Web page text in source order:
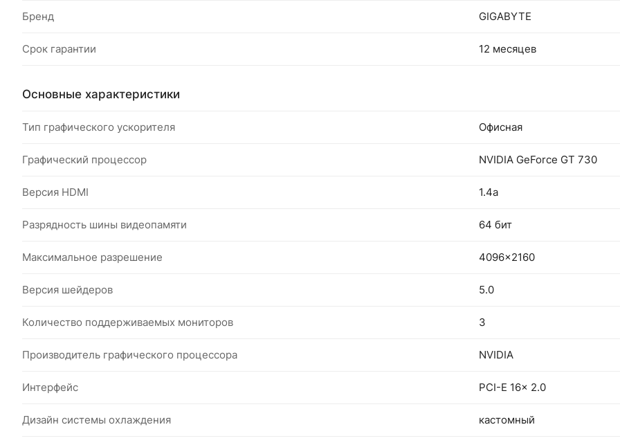
Бренд GIGABYTE
Срок гарантии 12 месяцев
Основные характеристики
Тип графического ускорителя Офисная
Графический процессор NVIDIA GeForce GT 730
Версия HDMI 1.4a
Разрядность шины видеопамяти 64 бит
Максимальное разрешение 4096x2160
Версия шейдеров 5.0
Количество поддерживаемых мониторов 3
Производитель графического процессора NVIDIA
Интерфейс PCI-E 16x 2.0
Дизайн системы охлаждения кастомный